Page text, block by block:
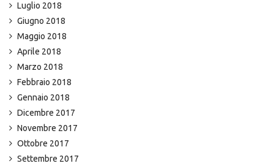
Luglio 2018
Giugno 2018
Maggio 2018
Aprile 2018
Marzo 2018
Febbraio 2018
Gennaio 2018
Dicembre 2017
Novembre 2017
Ottobre 2017
Settembre 2017